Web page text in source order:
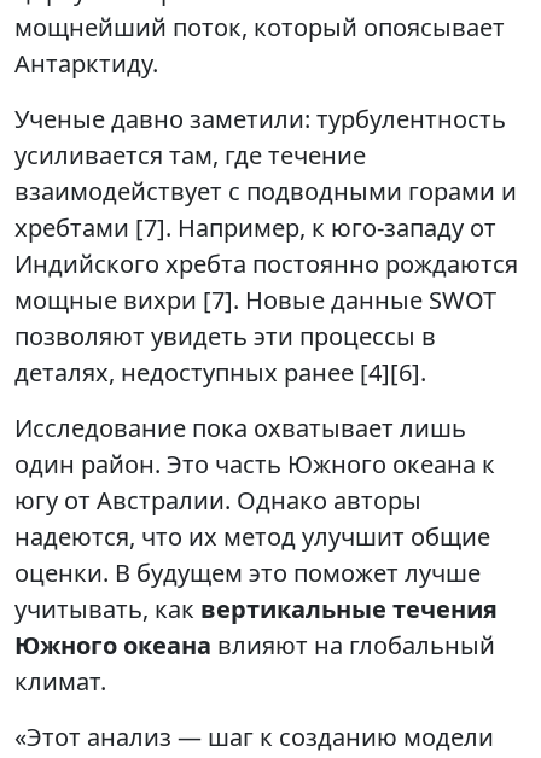
мощнейший поток, который опоясывает
Антарктиду.
Ученые давно заметили: турбулентность
усиливается там, где течение
взаимодействует с подводными горами и
хребтами [7]. Например, к юго-западу от
Индийского хребта постоянно рождаются
мощные вихри [7]. Новые данные SWOT
позволяют увидеть эти процессы в
деталях, недоступных ранее [4][6].
Исследование пока охватывает лишь
один район. Это часть Южного океана к
югу от Австралии. Однако авторы
надеются, что их метод улучшит общие
оценки. В будущем это поможет лучше
учитывать, как вертикальные течения
Южного океана влияют на глобальный
климат.
«Этот анализ — шаг к созданию модели